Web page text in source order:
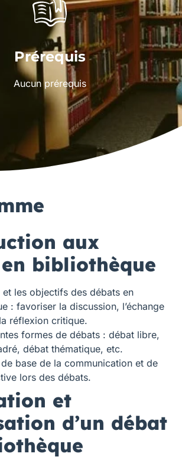
Prérequis
Aucun prérequis
aux
bibliothèque
et les objectifs des débats en
: favoriser la discussion, l’échange
réflexion critique.
formes de débats : débat libre,
débat thématique, etc.
base de la communication et de
lors des débats.
et
d’un débat